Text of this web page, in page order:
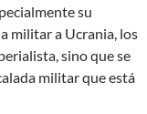
su
militar a Ucrania, los
sino que se
militar que está